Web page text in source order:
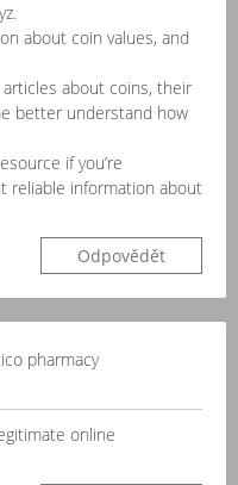
about coin values, and
about coins, their
better understand how
if you’re
reliable information about
Odpovědět
pharmacy
online